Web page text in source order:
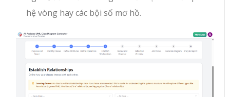
hệ vòng hay các bội số mơ hồ.